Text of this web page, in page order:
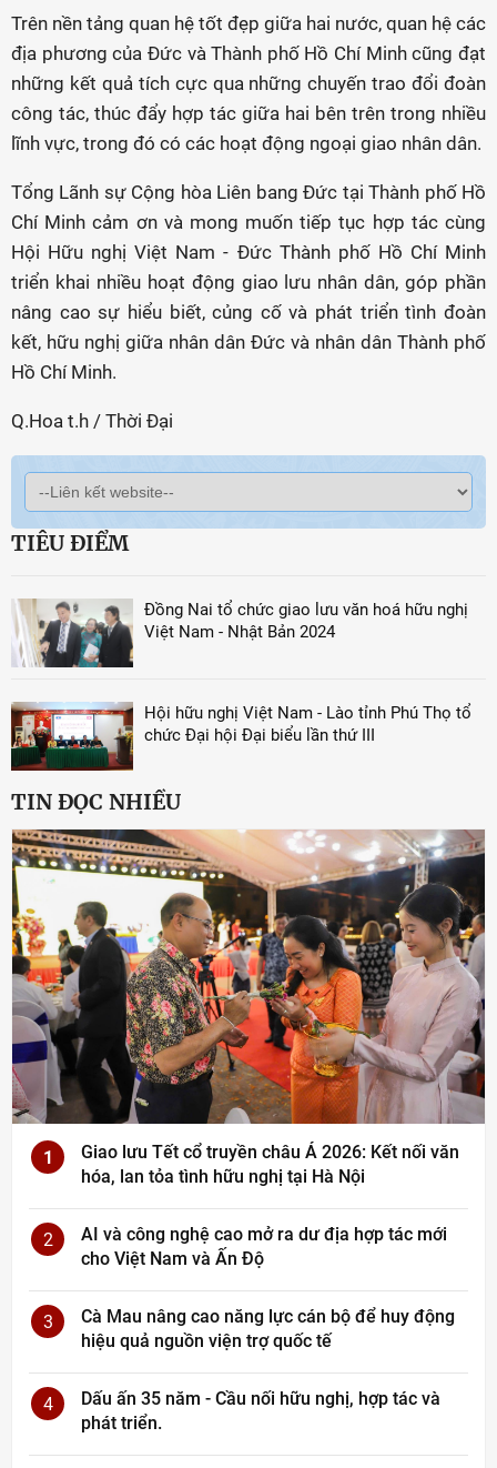
Trên nền tảng quan hệ tốt đẹp giữa hai nước, quan hệ các
địa phương của Đức và Thành phố Hồ Chí Minh cũng đạt
những kết quả tích cực qua những chuyến trao đổi đoàn
công tác, thúc đẩy hợp tác giữa hai bên trên trong nhiều
lĩnh vực, trong đó có các hoạt động ngoại giao nhân dân.
Tổng Lãnh sự Cộng hòa Liên bang Đức tại Thành phố Hồ
Chí Minh cảm ơn và mong muốn tiếp tục hợp tác cùng
Hội Hữu nghị Việt Nam - Đức Thành phố Hồ Chí Minh
triển khai nhiều hoạt động giao lưu nhân dân, góp phần
nâng cao sự hiểu biết, củng cố và phát triển tình đoàn
kết, hữu nghị giữa nhân dân Đức và nhân dân Thành phố
Hồ Chí Minh.
Q.Hoa t.h / Thời Đại
TIÊU ĐIỂM
Đồng Nai tổ chức giao lưu văn hoá hữu nghị
Việt Nam - Nhật Bản 2024
Hội hữu nghị Việt Nam - Lào tỉnh Phú Thọ tổ
chức Đại hội Đại biểu lần thứ III
TIN ĐỌC NHIỀU
1
Giao lưu Tết cổ truyền châu Á 2026: Kết nối văn
hóa, lan tỏa tình hữu nghị tại Hà Nội
2
AI và công nghệ cao mở ra dư địa hợp tác mới
cho Việt Nam và Ấn Độ
3
Cà Mau nâng cao năng lực cán bộ để huy động
hiệu quả nguồn viện trợ quốc tế
4
Dấu ấn 35 năm - Cầu nối hữu nghị, hợp tác và
phát triển.